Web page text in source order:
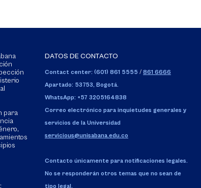
para
DATOS DE CONTACTO
Contact center: (601) 861 5555 / 861 6666
Apartado: 53753, Bogotá.
WhatsApp: +57 3205164838
Correo electrónico para inquietudes generales y
servicios de la Universidad
servicious@unisabana.edu.co
Contacto únicamente para notificaciones legales.
No se responderán otros temas que no sean de
tipo legal.